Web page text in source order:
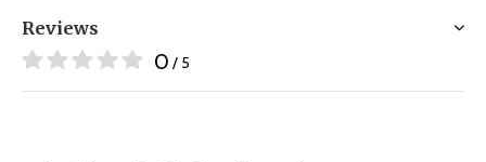
Reviews
0 / 5